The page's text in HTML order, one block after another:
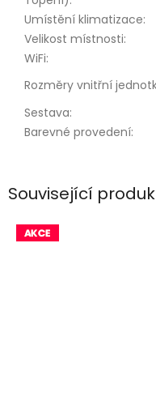
Související
Umístění klimatizace:
Velikost místnosti:
WiFi:
Rozměry vnitřní
Sestava:
Barevné provedení: